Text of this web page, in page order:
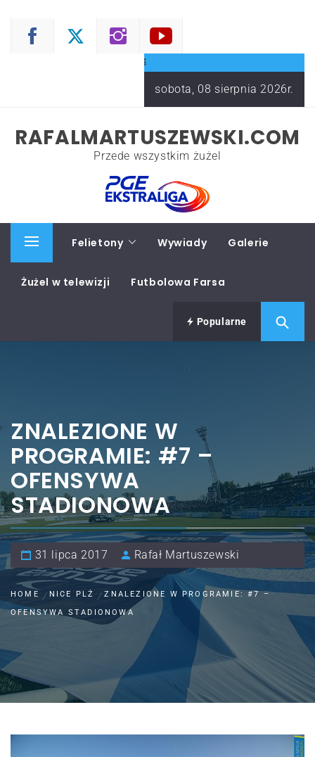
sobota, 08 sierpnia 2026r.
RAFALMARTUSZEWSKI.COM
Przede wszystkim żużel
Primary
Start Felietony Wywiady Galerie
Żużel w telewizji Futbolowa Farsa
Popularne
ZNALEZIONE W
PROGRAMIE: #7 –
OFENSYWA
STADIONOWA
31 lipca 2017 Rafał Martuszewski
HOME NICE PLŻ
ZNALEZIONE W PROGRAMIE: #7 –
OFENSYWA STADIONOWA